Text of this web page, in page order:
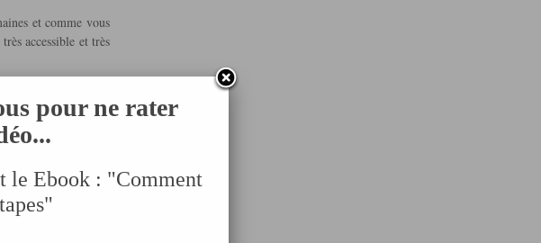
et comme vous
accessible et très
à même pas 5
fois !
pour ne rater
le Ebook : "Comment